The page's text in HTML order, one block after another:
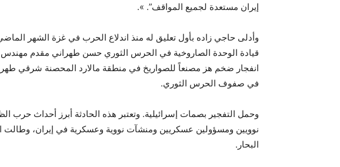
إيران مستعدة لجميع المواقف”. ».
وأدلى حاجي زاده بأول تعليق له منذ اندلاع الحرب في غزة الشهر
قيادة الوحدة الصاروخية في الحرس الثوري حسن طهراني مقدم مهندس
في صفوف الحرس الثوري.
وحمل التفجير بصمات إسرائيلية. وتعتبر هذه الحادثة أبرز أحداث حرب
نوويين ومسؤولين عسكريين ومنشآت نووية وعسكرية في إيران، وطالت
البحار.